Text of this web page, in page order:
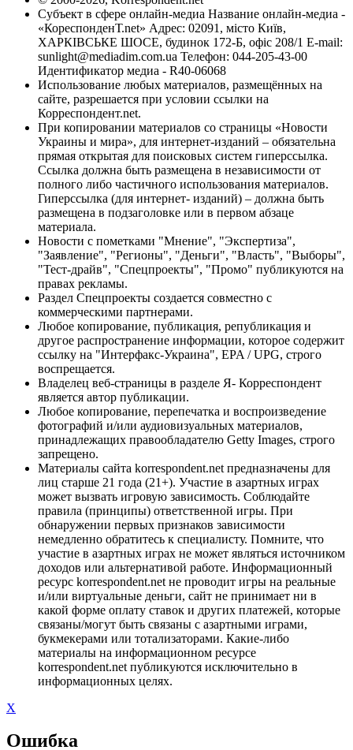
Субъект в сфере онлайн-медиа Название онлайн-медиа -
«КореспонденТ.net» Адрес: 02091, місто Київ,
ХАРКІВСЬКЕ ШОСЕ, будинок 172-Б, офіс 208/1 E-mail:
sunlight@mediadim.com.ua Телефон: 044-205-43-00
Идентификатор медиа - R40-06068
Использование любых материалов, размещённых на
сайте, разрешается при условии ссылки на
Корреспондент.net.
При копировании материалов со страницы «Новости
Украины и мира», для интернет-изданий – обязательна
прямая открытая для поисковых систем гиперссылка.
Ссылка должна быть размещена в независимости от
полного либо частичного использования материалов.
Гиперссылка (для интернет- изданий) – должна быть
размещена в подзаголовке или в первом абзаце
материала.
Новости с пометками "Мнение", "Экспертиза",
"Заявление", "Регионы", "Деньги", "Власть", "Выборы",
"Тест-драйв", "Спецпроекты", "Промо" публикуются на
правах рекламы.
Раздел Спецпроекты создается совместно с
коммерческими партнерами.
Любое копирование, публикация, републикация и
другое распространение информации, которое содержит
ссылку на "Интерфакс-Украина", EPA / UPG, строго
воспрещается.
Владелец веб-страницы в разделе Я- Корреспондент
является автор публикации.
Любое копирование, перепечатка и воспроизведение
фотографий и/или аудиовизуальных материалов,
принадлежащих правообладателю Getty Images, строго
запрещено.
Материалы сайта korrespondent.net предназначены для
лиц старше 21 года (21+). Участие в азартных играх
может вызвать игровую зависимость. Соблюдайте
правила (принципы) ответственной игры. При
обнаружении первых признаков зависимости
немедленно обратитесь к специалисту. Помните, что
участие в азартных играх не может являться источником
доходов или альтернативой работе. Информационный
ресурс korrespondent.net не проводит игры на реальные
и/или виртуальные деньги, сайт не принимает ни в
какой форме оплату ставок и других платежей, которые
связаны/могут быть связаны с азартными играми,
букмекерами или тотализаторами. Какие-либо
материалы на информационном ресурсе
korrespondent.net публикуются исключительно в
информационных целях.
X
Ошибка